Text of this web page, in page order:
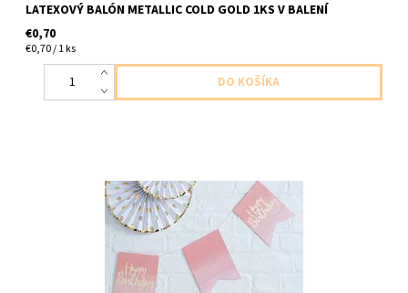
LATEXOVÝ BALÓN METALLIC COLD GOLD 1KS V BALENÍ
€0,70
€0,70 / 1 ks
papierovy banner s napisom stastne narodeniny 11ks vlajok